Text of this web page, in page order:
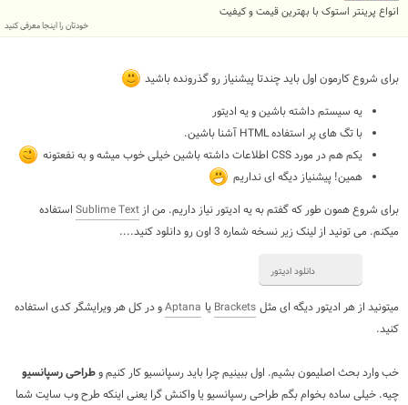
انواع پرینتر استوک با بهترین قیمت و کیفیت
خودتان را اینجا معرفی کنید
برای شروع کارمون اول باید چندتا پیشنیاز رو گذرونده باشید
یه سیستم داشته باشین و یه ادیتور
با تگ های پر استفاده HTML آشنا باشین.
یکم هم در مورد CSS اطلاعات داشته باشین خیلی خوب میشه و به نفعتونه
همین! پیشنیاز دیگه ای نداریم
برای شروع همون طور که گفتم به یه ادیتور نیاز داریم. من از Sublime Text استفاده
میکنم. می تونید از لینک زیر نسخه شماره 3 اون رو دانلود کنید....
دانلود ادیتور
میتونید از هر ادیتور دیگه ای مثل Brackets یا Aptanaو در کل هر ویرایشگر کدی استفاده
کنید.
خب وارد بحث اصلیمون بشیم. اول ببینیم چرا باید رسپانسیو کار کنیم وطراحی رسپانسیو
چیه. خیلی ساده بخوام بگم طراحی رسپانسیو یا واکنش گرا یعنی اینکه طرح وب سایت شما